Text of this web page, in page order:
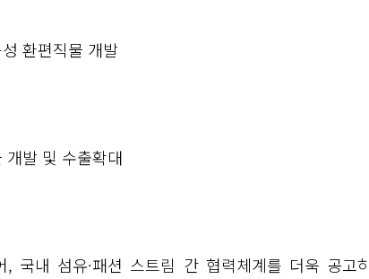
환편직물 개발
발 및 수출확대
, 국내 섬유·패션 스트림 간 협력체계를 더욱 공